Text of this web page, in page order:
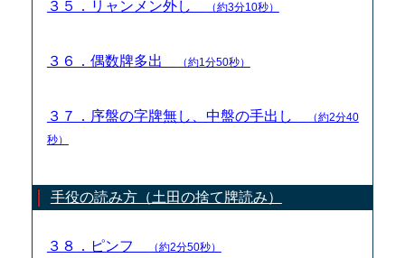
３５．リャンメン外し （約3分10秒）
３６．偶数牌多出 （約1分50秒）
３７．序盤の字牌無し、中盤の手出し
（約2分40
秒）
手役の読み方（土田の捨て牌読み）
３８．ピンフ （約2分50秒）